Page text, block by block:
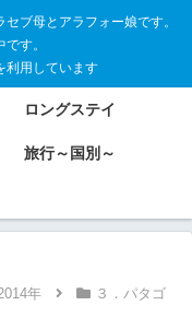
ブ母とアラフォー娘です。
す。
利用しています
ロングステイ
旅行～国別～
年
３．パタゴ